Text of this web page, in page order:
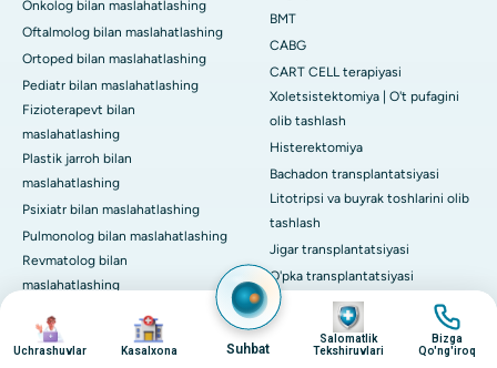
surat
Uchrashuvlar
surat
Kasalxona Suhbat
surat
Salomatlik
Tekshiruvlari
surat
Bizga
Qo'ng'iroq
Onkolog bilan maslahatlashing
Oftalmolog bilan maslahatlashing
Ortoped bilan maslahatlashing
Pediatr bilan maslahatlashing
Fizioterapevt bilan
maslahatlashing
Plastik jarroh bilan
maslahatlashing
Psixiatr bilan maslahatlashing
Pulmonolog bilan maslahatlashing
Revmatolog bilan
maslahatlashing
maslahatlashing
BMT
CABG
CART CELL terapiyasi
Xoletsistektomiya | O't pufagini
olib tashlash
Histerektomiya
Bachadon transplantatsiyasi
Litotripsi va buyrak toshlarini olib
tashlash
Jigar transplantatsiyasi
O'pka transplantatsiyasi
Mitral Valfni ta'mirlash
Hammasini ko'rish
Semptomlar bo'yicha qo'llanma